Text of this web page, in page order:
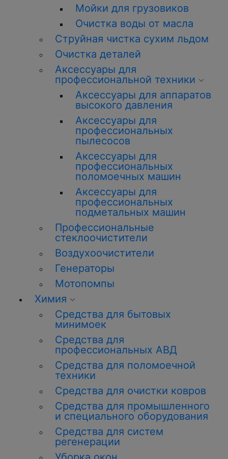
Мойки для грузовиков
Очистка воды от масла
Струйная чистка сухим льдом
Очистка деталей
Аксессуары для
профессиональной техники
Аксессуары для аппаратов
высокого давления
Аксессуары для
профессиональных
пылесосов
Аксессуары для
профессиональных
поломоечных машин
Аксессуары для
профессиональных
подметальных машин
Профессиональные
стеклоочистители
Воздухоочистители
Генераторы
Мотопомпы
Химия
Средства для бытовых
минимоек
Средства для
профессиональных АВД
Средства для поломоечной
техники
Средства для очистки ковров
Средства для промышленного
и специального оборудования
Средства для систем
регенерации